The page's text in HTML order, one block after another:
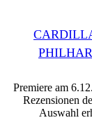
Premiere am
Rezensionen
Auswahl